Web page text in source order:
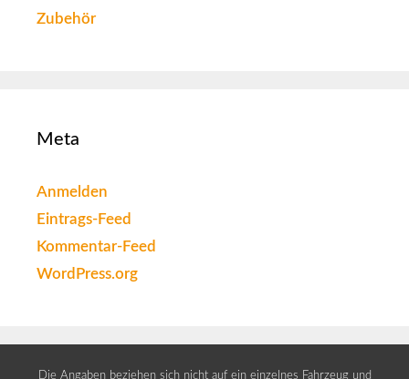
Zubehör
Meta
Anmelden
Eintrags-Feed
Kommentar-Feed
WordPress.org
Die Angaben beziehen sich nicht auf ein einzelnes Fahrzeug und